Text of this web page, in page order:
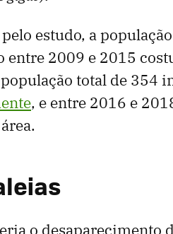
estudo, a
entre 2009 e 2015
total de 354
, e entre 2016 e
o desaparecimento